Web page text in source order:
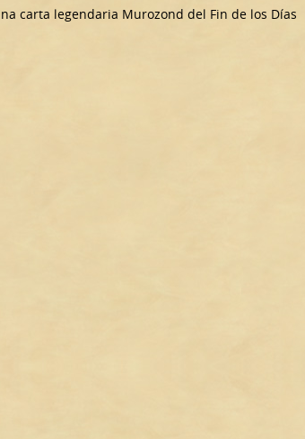
carta legendaria Murozond del Fin de los Días